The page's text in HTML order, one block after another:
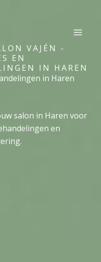
VAJÉN -
EN
IN HAREN
in Haren
salon in Haren voor
en